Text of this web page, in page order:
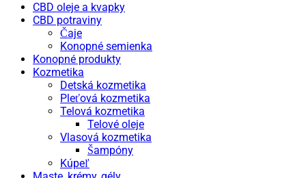
CBD oleje a kvapky
CBD potraviny
Čaje
Konopné semienka
Konopné produkty
Kozmetika
Detská kozmetika
Pleťová kozmetika
Telová kozmetika
Telové oleje
Vlasová kozmetika
Šampóny
Kúpeľ